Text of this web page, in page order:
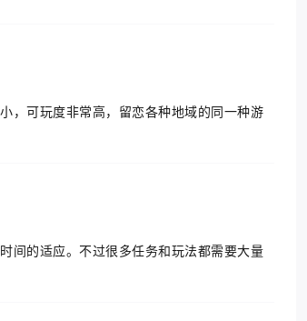
，可玩度非常高，留恋各种地域的同一种游
间的适应。不过很多任务和玩法都需要大量